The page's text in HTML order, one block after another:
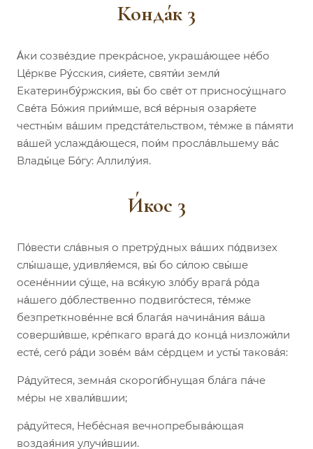
Конда́к 3
А́ки созве́здие прекра́сное, украша́ющее не́бо
Це́ркве Ру́сския, сия́ете, святи́и земли́
Екатеринбу́ржския, вы́ бо све́т от присносу́щнаго
Све́та Бо́жия прии́мше, вся́ ве́рныя озаря́ете
честны́м ва́шим предста́тельством, те́мже в па́мяти
ва́шей услажда́ющеся, пои́м просла́вльшему ва́с
Влады́це Бо́гу: Аллилу́ия.
И́кос 3
По́вести сла́вныя о претру́дных ва́ших по́двизех
слы́шаще, удивля́емся, вы́ бо си́лою свы́ше
осене́ннии су́ще, на вся́кую зло́бу врага́ ро́да
на́шего до́блественно подвиго́стеся, те́мже
безпреткнове́нне вся́ блага́я начина́ния ва́ша
соверши́вше, кре́пкаго врага́ до конца́ низложи́ли
есте́, сего́ ра́ди зове́м ва́м се́рдцем и усты́ такова́я:
Ра́дуйтеся, земна́я скороги́бнущая бла́га па́че
ме́ры не хвали́вшии;
ра́дуйтеся, Небе́сная вечнопребыва́ющая
воздая́ния улучи́вшии.